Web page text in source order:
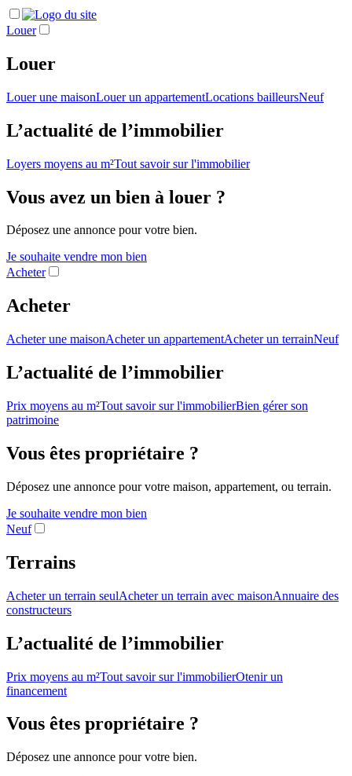
Louer
Louer
Louer une maisonLouer un appartementLocations bailleursNeuf
L’actualité de l’immobilier
Loyers moyens au m²Tout savoir sur l'immobilier
Vous avez un bien à louer ?
Déposez une annonce pour votre bien.
Je souhaite vendre mon bien
Acheter
Acheter
Acheter une maisonAcheter un appartementAcheter un terrainNeuf
L’actualité de l’immobilier
Prix moyens au m²Tout savoir sur l'immobilierBien gérer son
patrimoine
Vous êtes propriétaire ?
Déposez une annonce pour votre maison, appartement, ou terrain.
Je souhaite vendre mon bien
Neuf
Terrains
Acheter un terrain seulAcheter un terrain avec maisonAnnuaire des
constructeurs
L’actualité de l’immobilier
Prix moyens au m²Tout savoir sur l'immobilierOtenir un
financement
Vous êtes propriétaire ?
Déposez une annonce pour votre bien.